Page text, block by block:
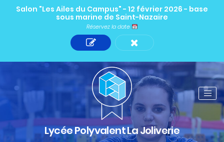
Salon "Les Ailes du Campus" - 12 février 2026 - base
sous marine de Saint-Nazaire
Réservez la date
Lycée Polyvalent La Joliverie